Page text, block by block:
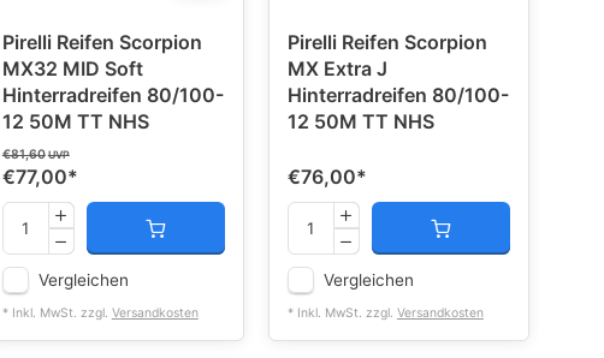
Pirelli Reifen Scorpion
MX32 MID Soft
Hinterradreifen 80/100-
12 50M TT NHS
€81,60UVP
€77,00*
Vergleichen
* Inkl. MwSt. zzgl. Versandkosten
Pirelli Reifen Scorpion
MX Extra J
Hinterradreifen 80/100-
12 50M TT NHS
€76,00*
Vergleichen
* Inkl. MwSt. zzgl. Versandkosten